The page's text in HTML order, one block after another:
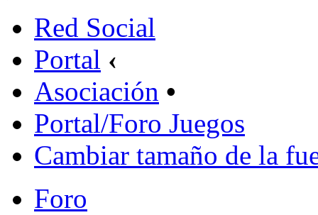
Red Social
Portal ‹
Asociación •
Portal/Foro Juegos
Cambiar tamaño de la
Foro